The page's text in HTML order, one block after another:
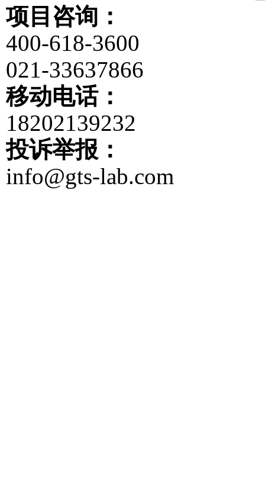
项目咨询：
400-618-3600
021-33637866
移动电话：
18202139232
投诉举报：
info@gts-lab.com